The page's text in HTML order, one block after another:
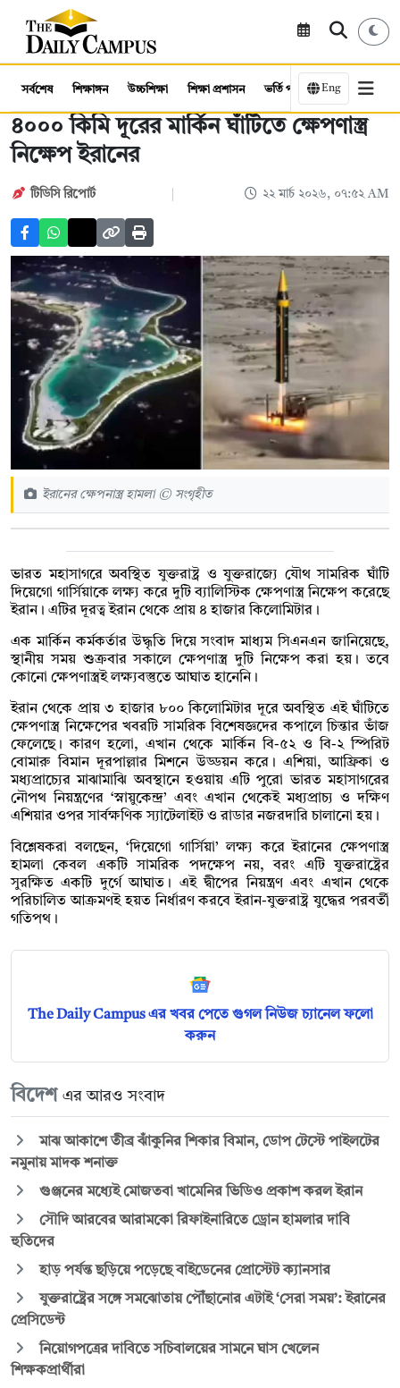
সর্বশেষ শিক্ষাঙ্গন উচ্চশিক্ষা শিক্ষা প্রশাসন ভর্তি পরীক্ষা কর্মসংস্থান
Eng
৪০০০ কিমি দূরের মার্কিন ঘাঁটিতে ক্ষেপণাস্ত্র
নিক্ষেপ ইরানের
টিডিসি রিপোর্ট ২২ মার্চ ২০২৬, ০৭:৫২ AM
ইরানের ক্ষেপনাস্ত্র হামলা © সংগৃহীত
ভারত মহাসাগরে অবস্থিত যুক্তরাষ্ট্র ও যুক্তরাজ্যে যৌথ সামরিক ঘাঁটি
দিয়েগো গার্সিয়াকে লক্ষ্য করে দুটি ব্যালিস্টিক ক্ষেপণাস্ত্র নিক্ষেপ করেছে
ইরান। এটির দূরত্ব ইরান থেকে প্রায় ৪ হাজার কিলোমিটার।
এক মার্কিন কর্মকর্তার উদ্ধৃতি দিয়ে সংবাদ মাধ্যম সিএনএন জানিয়েছে,
স্থানীয় সময় শুক্রবার সকালে ক্ষেপণাস্ত্র দুটি নিক্ষেপ করা হয়। তবে
কোনো ক্ষেপণাস্ত্রই লক্ষ্যবস্তুতে আঘাত হানেনি।
ইরান থেকে প্রায় ৩ হাজার ৮০০ কিলোমিটার দূরে অবস্থিত এই ঘাঁটিতে
ক্ষেপণাস্ত্র নিক্ষেপের খবরটি সামরিক বিশেষজ্ঞদের কপালে চিন্তার ভাঁজ
ফেলেছে। কারণ হলো, এখান থেকে মার্কিন বি-৫২ ও বি-২ স্পিরিট
বোমারু বিমান দূরপাল্লার মিশনে উড্ডয়ন করে। এশিয়া, আফ্রিকা ও
মধ্যপ্রাচ্যের মাঝামাঝি অবস্থানে হওয়ায় এটি পুরো ভারত মহাসাগরের
নৌপথ নিয়ন্ত্রণের ‘স্নায়ুকেন্দ্র’ এবং এখান থেকেই মধ্যপ্রাচ্য ও দক্ষিণ
এশিয়ার ওপর সার্বক্ষণিক স্যাটেলাইট ও রাডার নজরদারি চালানো হয়।
বিশ্লেষকরা বলছেন, ‘দিয়েগো গার্সিয়া’ লক্ষ্য করে ইরানের ক্ষেপণাস্ত্র
হামলা কেবল একটি সামরিক পদক্ষেপ নয়, বরং এটি যুক্তরাষ্ট্রের
সুরক্ষিত একটি দুর্গে আঘাত। এই দ্বীপের নিয়ন্ত্রণ এবং এখান থেকে
পরিচালিত আক্রমণই হয়ত নির্ধারণ করবে ইরান-যুক্তরাষ্ট্র যুদ্ধের পরবর্তী
গতিপথ।
The Daily Campus এর খবর পেতে গুগল নিউজ চ্যানেল ফলো
করুন
বিদেশ এর আরও সংবাদ
মাঝ আকাশে তীব্র ঝাঁকুনির শিকার বিমান, ডোপ টেস্টে পাইলটের
নমুনায় মাদক শনাক্ত
গুঞ্জনের মধ্যেই মোজতবা খামেনির ভিডিও প্রকাশ করল ইরান
সৌদি আরবের আরামকো রিফাইনারিতে ড্রোন হামলার দাবি
হুতিদের
হাড় পর্যন্ত ছড়িয়ে পড়েছে বাইডেনের প্রোস্টেট ক্যানসার
যুক্তরাষ্ট্রের সঙ্গে সমঝোতায় পৌঁছানোর এটাই ‘সেরা সময়’: ইরানের
প্রেসিডেন্ট
নিয়োগপত্রের দাবিতে সচিবালয়ের সামনে ঘাস খেলেন
শিক্ষকপ্রার্থীরা